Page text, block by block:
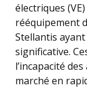
électriques
rééquipement
Stellantis
significative.
l’incapacité
marché en